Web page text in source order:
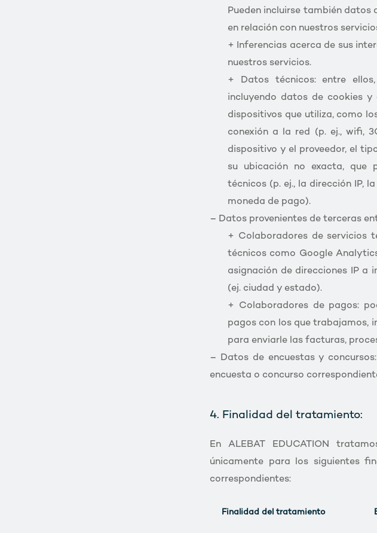
Pueden incluirse también datos
en relación con nuestros
+ Inferencias acerca de sus
nuestros servicios.
+ Datos técnicos: entre
incluyendo datos de cookies
dispositivos que utiliza, como
conexión a la red (p. ej., wifi,
dispositivo y el proveedor, el
su ubicación no exacta, que
técnicos (p. ej., la dirección IP,
moneda de pago).
– Datos provenientes de terceras
+ Colaboradores de servicios
técnicos como Google
asignación de direcciones IP a
(ej. ciudad y estado).
+ Colaboradores de pagos:
pagos con los que trabajamos,
para enviarle las facturas,
– Datos de encuestas y
encuesta o concurso
4. Finalidad del tratamiento:
En ALEBAT EDUCATION
únicamente para los siguientes
correspondientes:
Finalidad del tratamiento